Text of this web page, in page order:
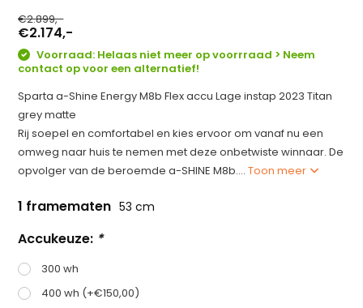
€2.899,-
€2.174,-
Voorraad: Helaas niet meer op voorrraad > Neem
contact op voor een alternatief!
Sparta a-Shine Energy M8b Flex accu Lage instap 2023 Titan
grey matte
Rij soepel en comfortabel en kies ervoor om vanaf nu een
omweg naar huis te nemen met deze onbetwiste winnaar. De
opvolger van de beroemde a-SHINE M8b....Toon meer
1 framematen 53 cm
Accukeuze: *
300 wh
400 wh (+€150,00)